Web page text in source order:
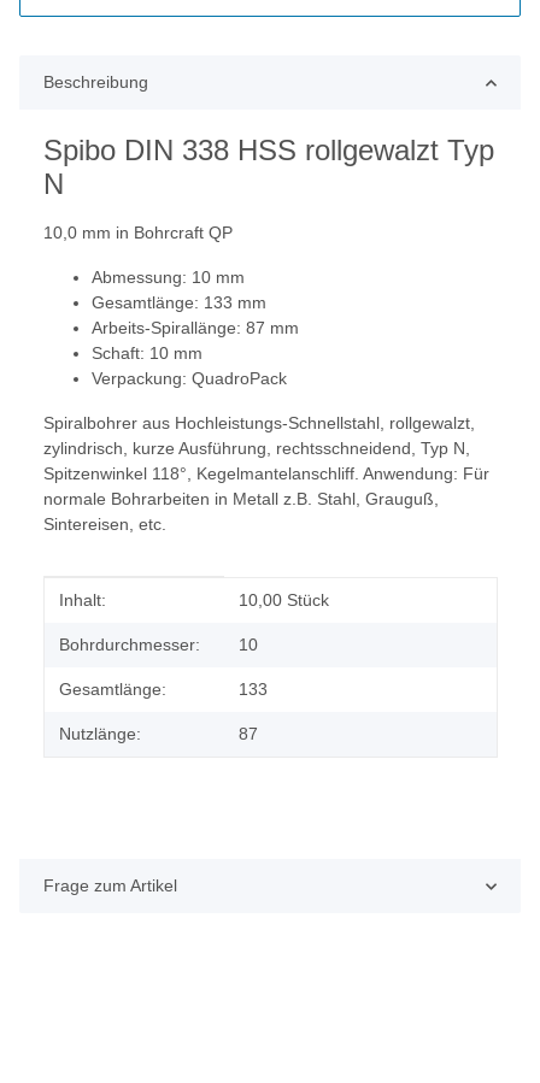
Beschreibung
Spibo DIN 338 HSS rollgewalzt Typ
N
10,0 mm in Bohrcraft QP
Abmessung: 10 mm
Gesamtlänge: 133 mm
Arbeits-Spirallänge: 87 mm
Schaft: 10 mm
Verpackung: QuadroPack
Spiralbohrer aus Hochleistungs-Schnellstahl, rollgewalzt,
zylindrisch, kurze Ausführung, rechtsschneidend, Typ N,
Spitzenwinkel 118°, Kegelmantelanschliff. Anwendung: Für
normale Bohrarbeiten in Metall z.B. Stahl, Grauguß,
Sintereisen, etc.
Produkteigenschaft
Wert
Inhalt: 10,00 Stück
Bohrdurchmesser: 10
Gesamtlänge: 133
Nutzlänge: 87
Frage zum Artikel